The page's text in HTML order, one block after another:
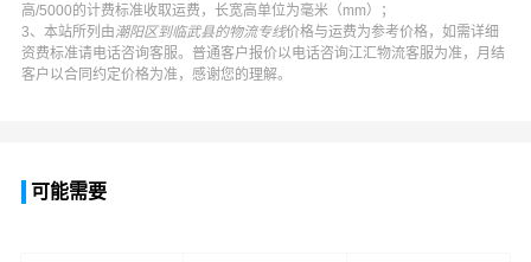
高/5000的计费标准收取运费，长宽高单位为毫米（mm）；
3、本站所列由潮阳区到临武县的物流专线价格与运费为参考价格，如需详细
资费标准请电话咨询客服。普通客户报价以电话咨询江汇物流客服为准，月结
客户以合同约定价格为准，感谢您的理解。
可能需要